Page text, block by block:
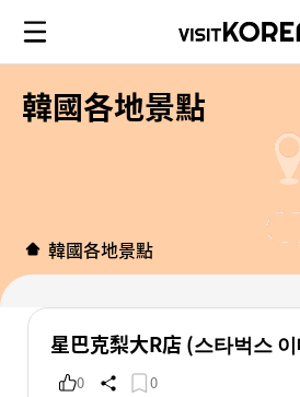
韓國各地景點
韓國各地景點
星巴克梨大R店 (스타벅스
0 0